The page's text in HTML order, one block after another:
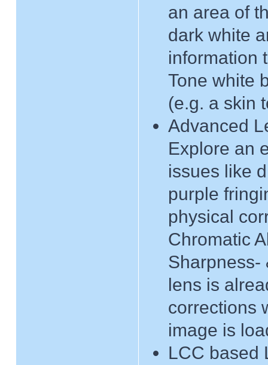
an area of
dark white
information
Tone white
(e.g. a skin
Advanced
Explore an
issues like
purple
physical
Chromatic
Sharpness-
lens is
corrections
image is
LCC based